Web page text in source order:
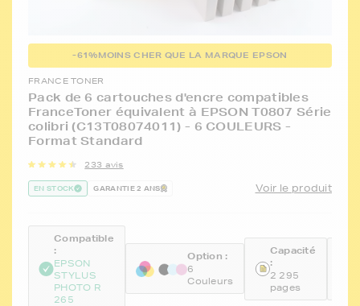
-61%MOINS CHER QUE LA MARQUE EPSON
FRANCE TONER
Pack de 6 cartouches d'encre compatibles
FranceToner équivalent à EPSON T0807 Série
colibri (C13T08074011) - 6 COULEURS -
Format Standard
233 avis
EN STOCK GARANTIE 2 ANS Voir le produit
Compatible
:
EPSON
STYLUS
PHOTO R
265
Option :
6
Couleurs
Capacité
:
2 295
pages